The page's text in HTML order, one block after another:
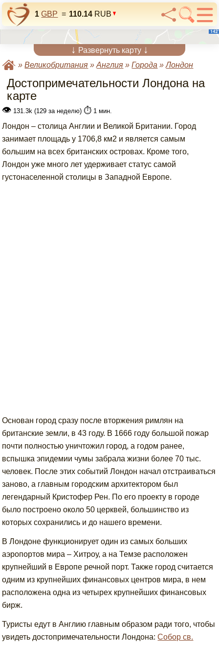
1 GBP = 110.14 RUB
↓ Развернуть карту ↓
»Великобритания »Англия »Города »Лондон
Достопримечательности Лондона на
карте
👁 131.3k (129 за неделю) ⏱️ 1 мин.
Лондон – столица Англии и Великой Британии. Город
занимает площадь у 1706,8 км2 и является самым
большим на всех британских островах. Кроме того,
Лондон уже много лет удерживает статус самой
густонаселенной столицы в Западной Европе.
Основан город сразу после вторжения римлян на
британские земли, в 43 году. В 1666 году большой пожар
почти полностью уничтожил город, а годом ранее,
вспышка эпидемии чумы забрала жизни более 70 тыс.
человек. После этих событий Лондон начал отстраиваться
заново, а главным городским архитектором был
легендарный Кристофер Рен. По его проекту в городе
было построено около 50 церквей, большинство из
которых сохранились и до нашего времени.
В Лондоне функционирует один из самых больших
аэропортов мира – Хитроу, а на Темзе расположен
крупнейший в Европе речной порт. Также город считается
одним из крупнейших финансовых центров мира, в нем
расположена одна из четырех крупнейших финансовых
бирж.
Туристы едут в Англию главным образом ради того, чтобы
увидеть достопримечательности Лондона:Собор св.